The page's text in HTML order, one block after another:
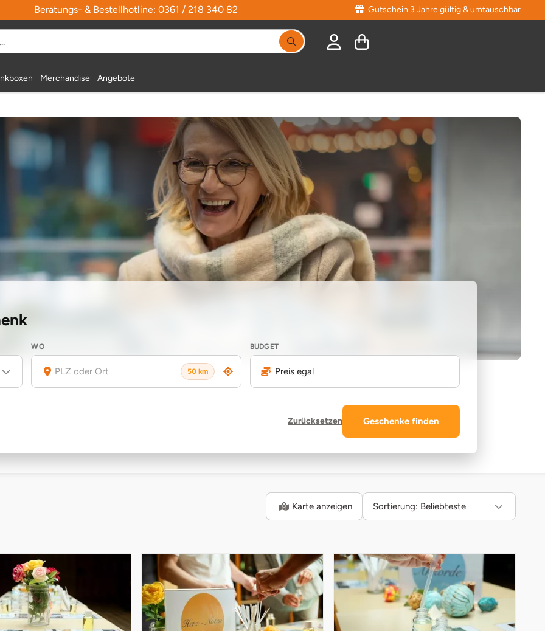
Beratungs- & Bestellhotline: 0361 / 218 340 82 Gutschein 3 Jahre gültig & umtauschbar
Merchandise Angebote
WO
50 km
BUDGET
Preis egal
Zurücksetzen Geschenke finden
Karte anzeigen Sortierung: Beliebteste